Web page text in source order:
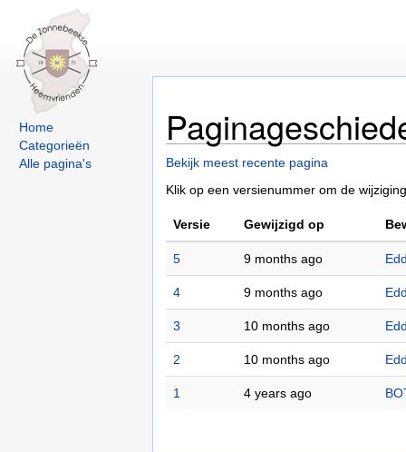
Home
Categorieën
Alle pagina's
Bekijk meest recente pagina
Klik op een versienummer om de
Versie Gewijzigd op
5 9 months ago
4 9 months ago
3 10 months ago
2 10 months ago
1 4 years ago